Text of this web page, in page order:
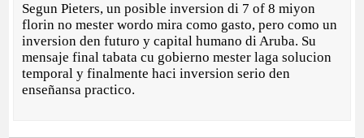
Segun Pieters, un posible inversion di 7 of 8 miyon
florin no mester wordo mira como gasto, pero como un
inversion den futuro y capital humano di Aruba. Su
mensaje final tabata cu gobierno mester laga solucion
temporal y finalmente haci inversion serio den
enseñansa practico.